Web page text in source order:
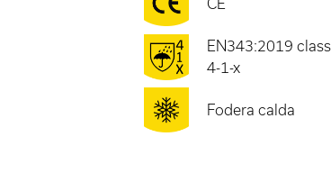
CE
EN343:2019
4-1-x
Fodera calda